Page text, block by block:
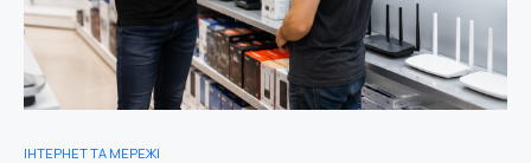
ІНТЕРНЕТ ТА МЕРЕЖІ